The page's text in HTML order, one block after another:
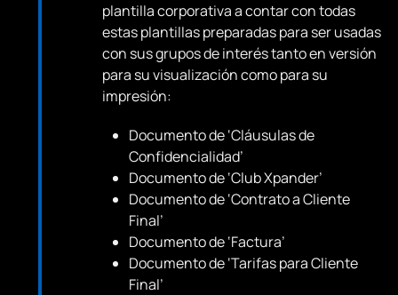
plantilla corporativa a contar con todas
estas plantillas preparadas para ser usadas
con sus grupos de interés tanto en versión
para su visualización como para su
impresión:
Documento de ‘Cláusulas de
Confidencialidad’
Documento de ‘Club Xpander’
Documento de ‘Contrato a Cliente
Final’
Documento de ‘Factura’
Documento de ‘Tarifas para Cliente
Final’